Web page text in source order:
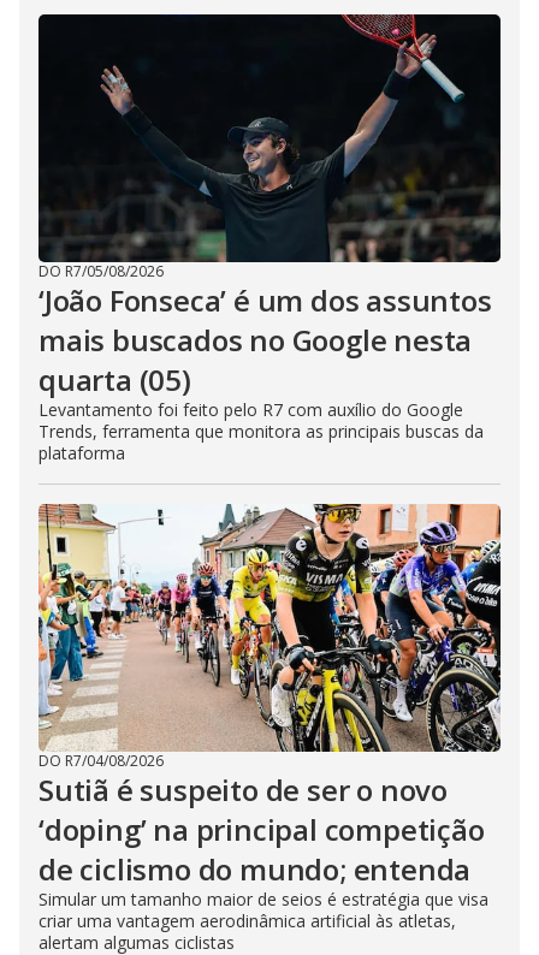
DO R7/05/08/2026
‘João Fonseca’ é um dos assuntos
mais buscados no Google nesta
quarta (05)
Levantamento foi feito pelo R7 com auxílio do Google
Trends, ferramenta que monitora as principais buscas da
plataforma
DO R7/04/08/2026
Sutiã é suspeito de ser o novo
‘doping’ na principal competição
de ciclismo do mundo; entenda
Simular um tamanho maior de seios é estratégia que visa
criar uma vantagem aerodinâmica artificial às atletas,
alertam algumas ciclistas